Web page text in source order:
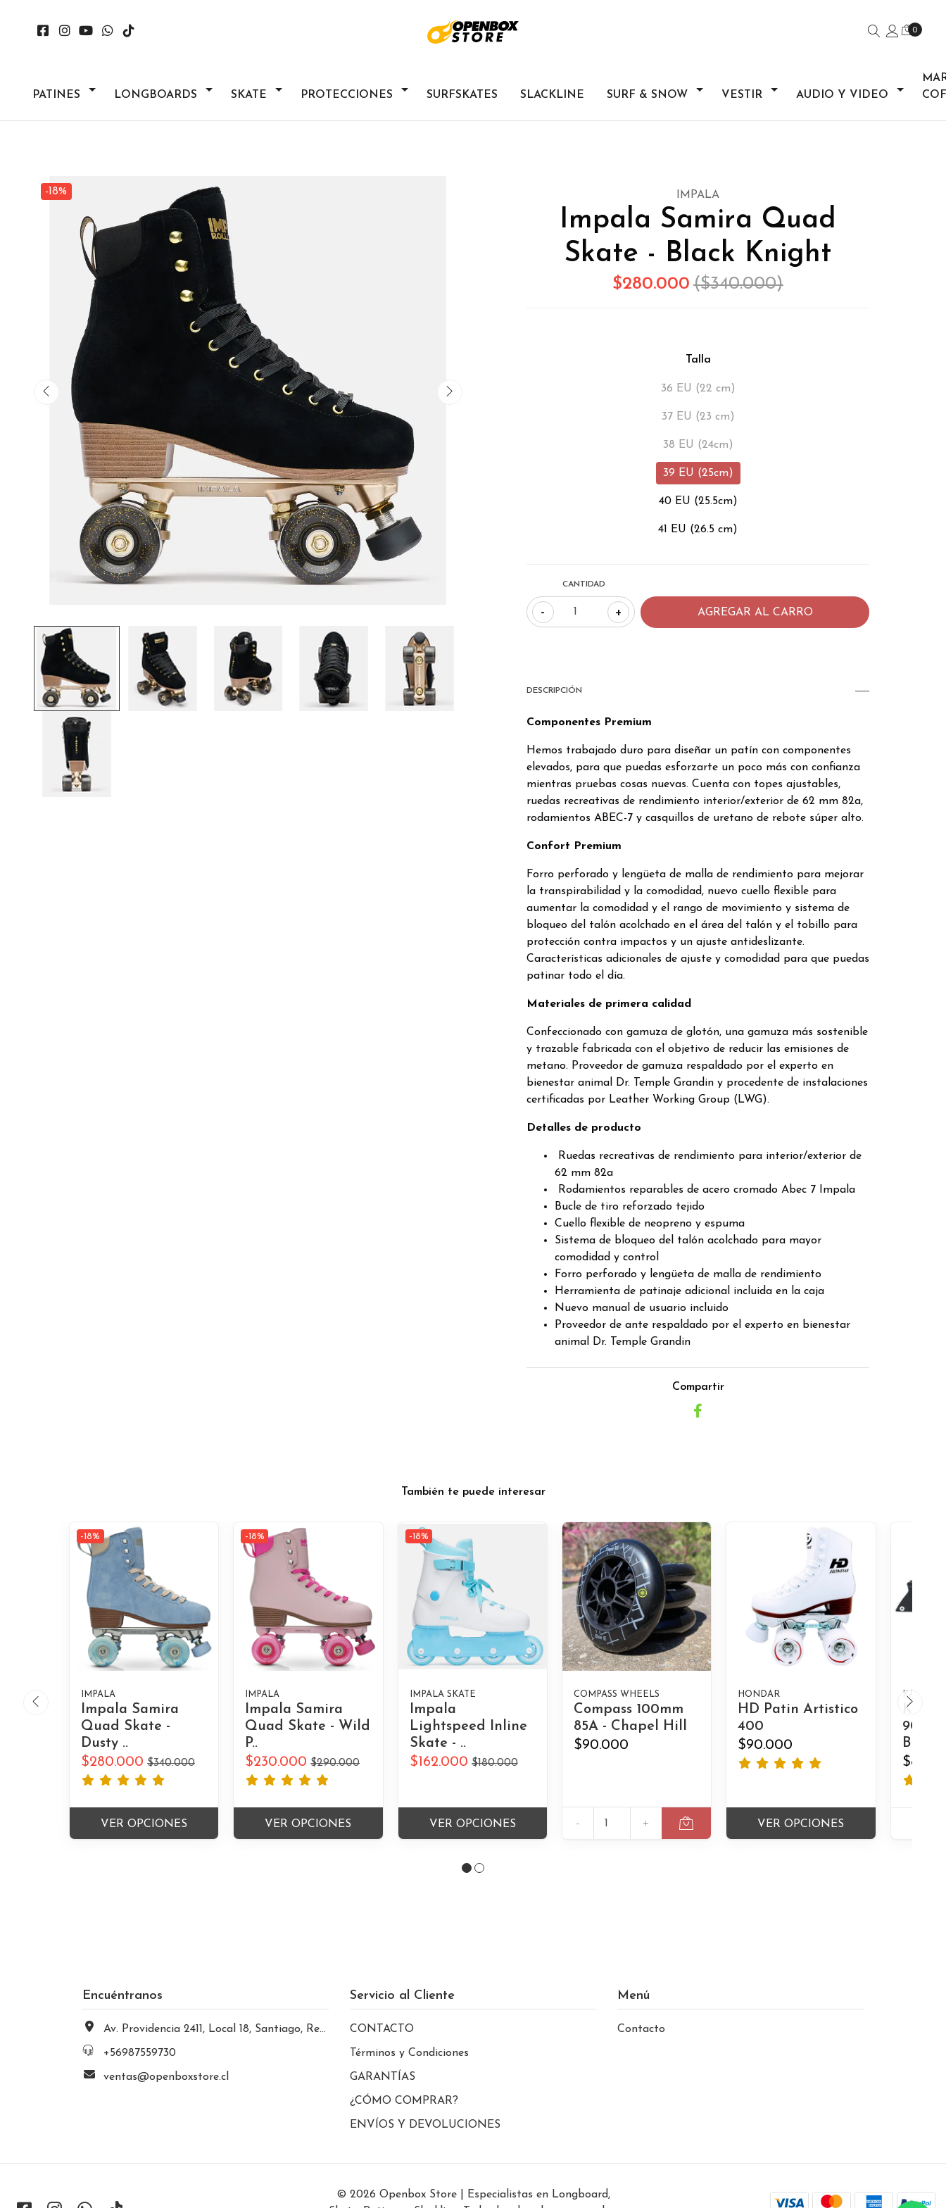
0
PATINES LONGBOARDS SKATE PROTECCIONES SURFSKATES SLACKLINE SURF & SNOW VESTIR AUDIO Y VIDEO
-18% IMPALA
Impala Samira Quad
Skate - Black Knight
$280.000 ($340.000)
Talla
36 EU (22 cm)
37 EU (23 cm)
38 EU (24cm)
39 EU (25cm)
40 EU (25.5cm)
41 EU (26.5 cm)
CANTIDAD
- +
DESCRIPCIÓN
Componentes Premium
Hemos trabajado duro para diseñar un patín con componentes
elevados, para que puedas esforzarte un poco más con confianza
mientras pruebas cosas nuevas. Cuenta con topes ajustables,
ruedas recreativas de rendimiento interior/exterior de 62 mm 82a,
rodamientos ABEC-7 y casquillos de uretano de rebote súper alto.
Confort Premium
Forro perforado y lengüeta de malla de rendimiento para mejorar
la transpirabilidad y la comodidad, nuevo cuello flexible para
aumentar la comodidad y el rango de movimiento y sistema de
bloqueo del talón acolchado en el área del talón y el tobillo para
protección contra impactos y un ajuste antideslizante.
Características adicionales de ajuste y comodidad para que puedas
patinar todo el día.
Materiales de primera calidad
Confeccionado con gamuza de glotón, una gamuza más sostenible
y trazable fabricada con el objetivo de reducir las emisiones de
metano. Proveedor de gamuza respaldado por el experto en
bienestar animal Dr. Temple Grandin y procedente de instalaciones
certificadas por Leather Working Group (LWG).
Detalles de producto
Ruedas recreativas de rendimiento para interior/exterior de
62 mm 82a
Rodamientos reparables de acero cromado Abec 7 Impala
Bucle de tiro reforzado tejido
Cuello flexible de neopreno y espuma
Sistema de bloqueo del talón acolchado para mayor
comodidad y control
Forro perforado y lengüeta de malla de rendimiento
Herramienta de patinaje adicional incluida en la caja
Nuevo manual de usuario incluido
Proveedor de ante respaldado por el experto en bienestar
animal Dr. Temple Grandin
Compartir
También te puede interesar
-18%
IMPALA
Impala Samira
Quad Skate -
Dusty ..
$280.000 $340.000
VER OPCIONES
-18%
IMPALA
Impala Samira
Quad Skate - Wild
P..
$230.000 $290.000
VER OPCIONES
-18%
IMPALA SKATE
Impala
Lightspeed Inline
Skate - ..
$162.000 $180.000
VER OPCIONES
COMPASS WHEELS
Compass 100mm
85A - Chapel Hill
$90.000
- +
HONDAR
HD Patin Artistico
400
$90.000
VER OPCIONES
KALTIK
Kaltik
90/
Black
Encuéntranos
Av. Providencia 2411, Local 18, Santiago, Región Metropolitana, Chile
+56987559730
ventas@openboxstore.cl
Servicio al Cliente
CONTACTO
Términos y Condiciones
GARANTÍAS
¿CÓMO COMPRAR?
ENVÍOS Y DEVOLUCIONES
Menú
Contacto
© 2026 Openbox Store | Especialistas en Longboard,